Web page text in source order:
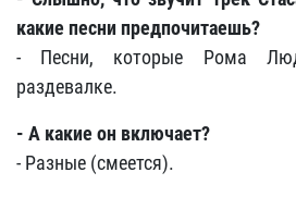
какие песни предпочитаешь?
- Песни, которые Рома
раздевалке.
- А какие он включает?
- Разные (смеется).